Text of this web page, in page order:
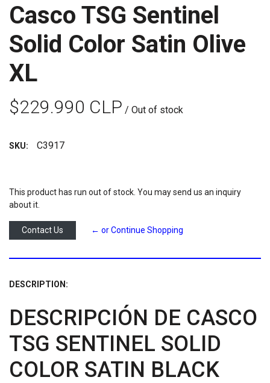
Casco TSG Sentinel
Solid Color Satin Olive
XL
$229.990 CLP / Out of stock
SKU: C3917
This product has run out of stock. You may send us an inquiry
about it.
Contact Us ← or Continue Shopping
DESCRIPTION:
DESCRIPCIÓN DE CASCO
TSG SENTINEL SOLID
COLOR SATIN BLACK